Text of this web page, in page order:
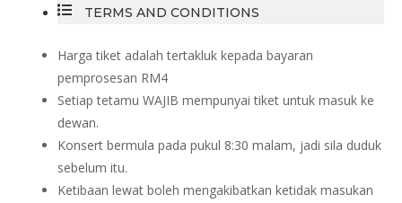
TERMS AND CONDITIONS
Harga tiket adalah tertakluk kepada bayaran
pemprosesan RM4
Setiap tetamu WAJIB mempunyai tiket untuk masuk ke
dewan.
Konsert bermula pada pukul 8:30 malam, jadi sila duduk
sebelum itu.
Ketibaan lewat boleh mengakibatkan ketidak masukan